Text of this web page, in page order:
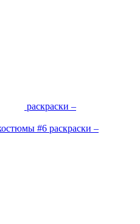
раскраски –
раскраски –